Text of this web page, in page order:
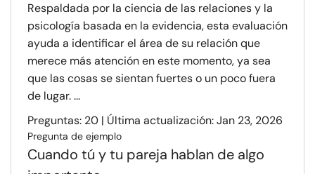
Respaldada por la ciencia de las relaciones y la
psicología basada en la evidencia, esta evaluación
ayuda a identificar el área de su relación que
merece más atención en este momento, ya sea
que las cosas se sientan fuertes o un poco fuera
de lugar. ...
Preguntas: 20 | Última actualización: Jan 23, 2026
Pregunta de ejemplo
Cuando tú y tu pareja hablan de algo